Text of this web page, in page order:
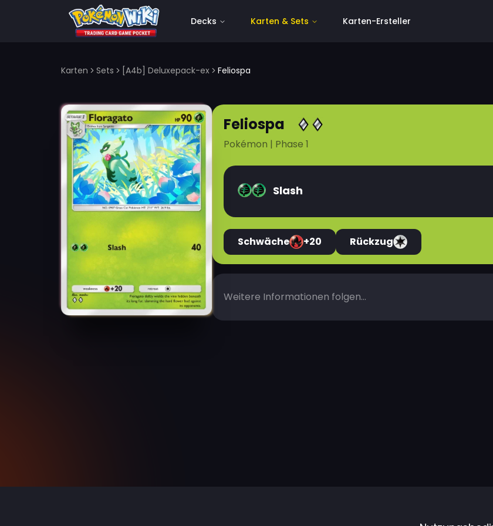
Karten Sets [A4b] Deluxepack-ex Feliospa
Decks Karten & Sets Karten-Ersteller
Feliospa
Pokémon | Phase 1
Slash
Schwäche +20 Rückzug
Weitere Informationen folgen...